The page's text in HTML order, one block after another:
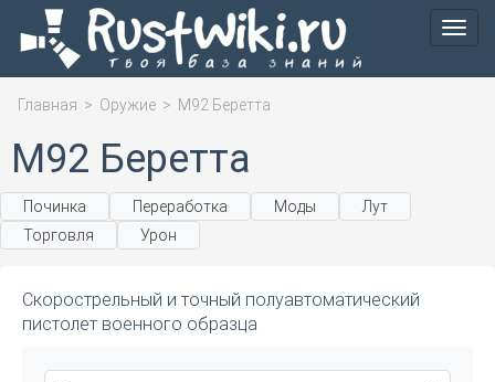
Меню
Главная > Оружие > М92 Беретта
М92 Беретта
Починка Переработка Моды
Лут
Торговля
Урон
Скорострельный и точный полуавтоматический
пистолет военного образца